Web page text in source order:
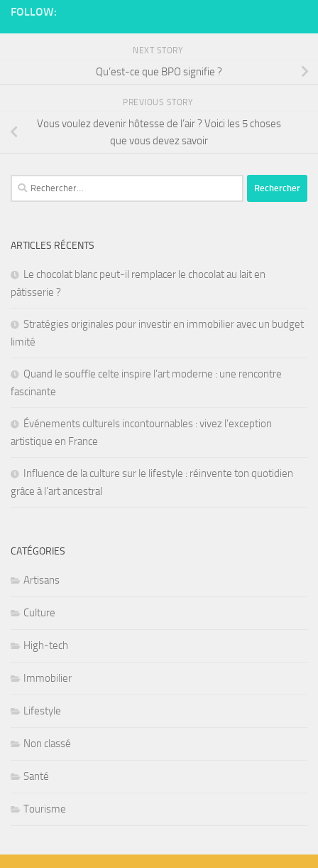
FOLLOW:
NEXT STORY
Qu’est-ce que BPO signifie ?
PREVIOUS STORY
Vous voulez devenir hôtesse de l’air ? Voici les 5 choses
que vous devez savoir
ARTICLES RÉCENTS
Le chocolat blanc peut-il remplacer le chocolat au lait en
pâtisserie ?
Stratégies originales pour investir en immobilier avec un budget
limité
Quand le souffle celte inspire l’art moderne : une rencontre
fascinante
Événements culturels incontournables : vivez l’exception
artistique en France
Influence de la culture sur le lifestyle : réinvente ton quotidien
grâce à l’art ancestral
CATÉGORIES
Artisans
Culture
High-tech
Immobilier
Lifestyle
Non classé
Santé
Tourisme